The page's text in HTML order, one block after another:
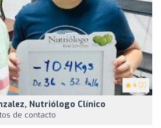
4 (2)
Nutriólogo Clínico
de contacto